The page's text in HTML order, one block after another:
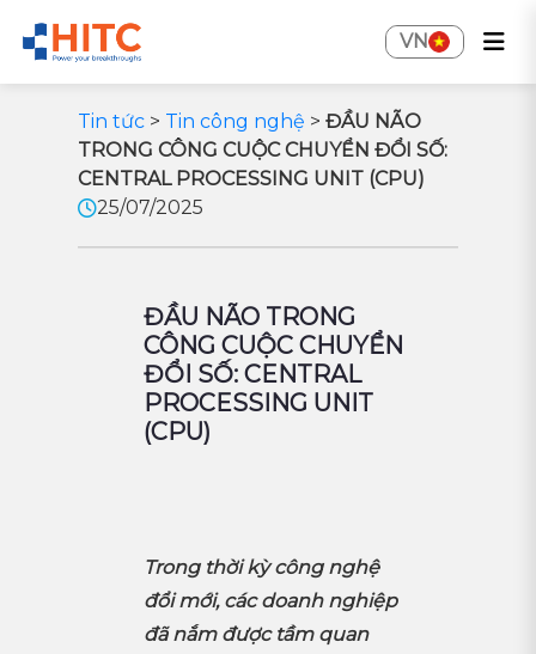
VN
Tin tức > Tin công nghệ > ĐẦU NÃO
TRONG CÔNG CUỘC CHUYỂN ĐỔI SỐ:
CENTRAL PROCESSING UNIT (CPU)
25/07/2025
ĐẦU NÃO TRONG
CÔNG CUỘC CHUYỂN
ĐỔI SỐ: CENTRAL
PROCESSING UNIT
(CPU)
Trong thời kỳ công nghệ
đổi mới, các doanh nghiệp
đã nắm được tầm quan